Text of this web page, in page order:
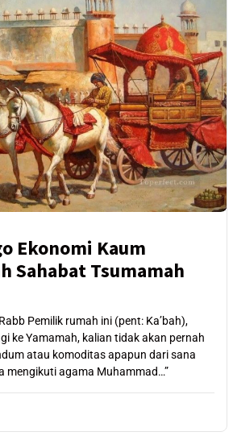
Ekonomi Kaum
Sahabat Tsumamah
Pemilik rumah ini (pent: Ka’bah),
ke Yamamah, kalian tidak akan pernah
atau komoditas apapun dari sana
mengikuti agama Muhammad…”